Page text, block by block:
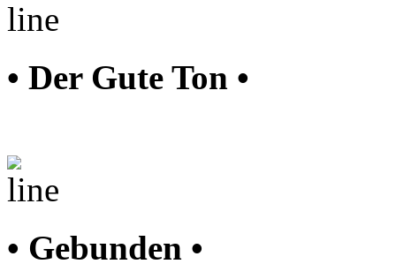
• Der Gute Ton •
• Gebunden •